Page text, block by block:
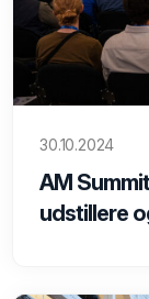
30.10.2024
AM
udstillere